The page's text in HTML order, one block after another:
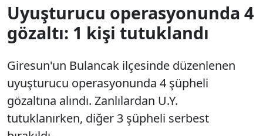
Uyuşturucu operasyonunda 4
gözaltı: 1 kişi tutuklandı
Giresun'un Bulancak ilçesinde düzenlenen
uyuşturucu operasyonunda 4 şüpheli
gözaltına alındı. Zanlılardan U.Y.
tutuklanırken, diğer 3 şüpheli serbest